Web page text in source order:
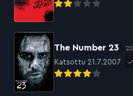
The Number 23
Katsottu 21.7.2007